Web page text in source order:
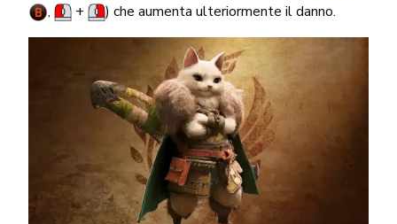
,
+ ) che aumenta ulteriormente il danno.